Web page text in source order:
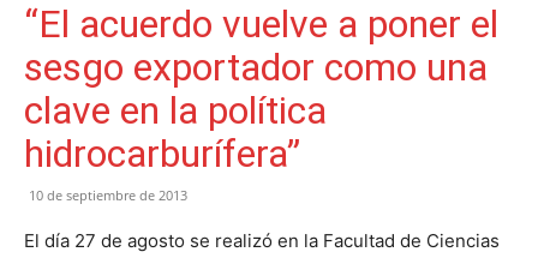
“El acuerdo vuelve a poner el
sesgo exportador como una
clave en la política
hidrocarburífera”
10 de septiembre de 2013
El día 27 de agosto se realizó en la Facultad de Ciencias